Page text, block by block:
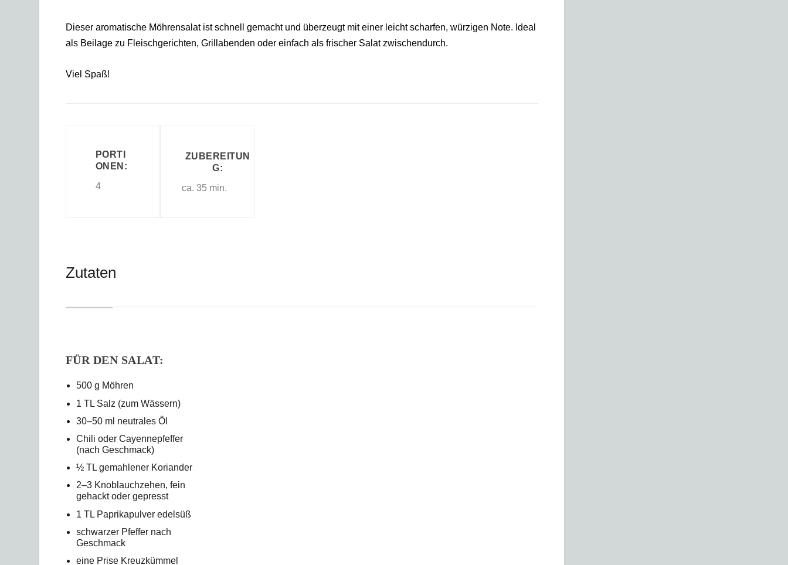
Dieser aromatische Möhrensalat ist schnell gemacht und überzeugt mit einer leicht scharfen, würzigen Note. Ideal
als Beilage zu Fleischgerichten, Grillabenden oder einfach als frischer Salat zwischendurch.
Viel Spaß!
PORTI
ONEN:
4
ZUBEREITUN
G:
ca. 35 min.
Zutaten
FÜR DEN SALAT:
500 g Möhren
1 TL Salz (zum Wässern)
30–50 ml neutrales Öl
Chili oder Cayennepfeffer
(nach Geschmack)
½ TL gemahlener Koriander
2–3 Knoblauchzehen, fein
gehackt oder gepresst
1 TL Paprikapulver edelsüß
schwarzer Pfeffer nach
Geschmack
eine Prise Kreuzkümmel